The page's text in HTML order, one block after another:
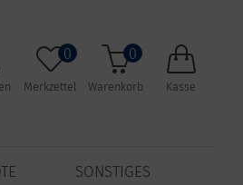
Merkzettel
0
Warenkorb
0
Kasse
SONSTIGES